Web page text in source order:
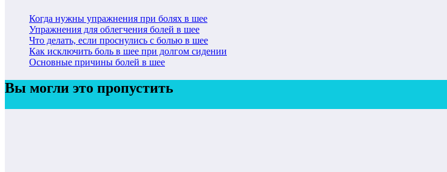
Когда нужны упражнения при болях в шее
Упражнения для облегчения болей в шее
Что делать, если проснулись с болью в шее
Как исключить боль в шее при долгом сидении
Основные причины болей в шее
Вы могли это пропустить